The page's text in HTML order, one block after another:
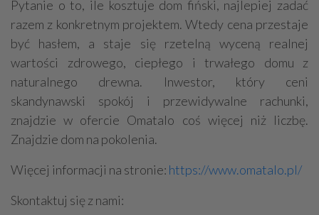
Pytanie o to, ile kosztuje dom fiński, najlepiej zadać
razem z konkretnym projektem. Wtedy cena przestaje
być hasłem, a staje się rzetelną wyceną realnej
wartości zdrowego, ciepłego i trwałego domu z
naturalnego drewna. Inwestor, który ceni
skandynawski spokój i przewidywalne rachunki,
znajdzie w ofercie Omatalo coś więcej niż liczbę.
Znajdzie dom na pokolenia.
Więcej informacji na stronie: https://www.omatalo.pl/
Skontaktuj się z nami: